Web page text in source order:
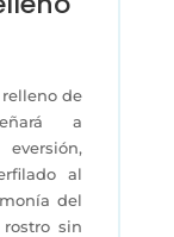
de
a
al
del
sin